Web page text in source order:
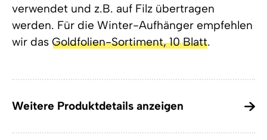
verwendet und z.B. auf Filz übertragen
werden. Für die Winter-Aufhänger empfehlen
wir das Goldfolien-Sortiment, 10 Blatt.
Weitere Produktdetails anzeigen